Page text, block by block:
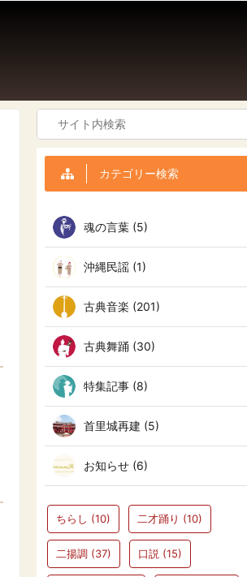
カテゴリー検索
魂の言葉 (5)
沖縄民謡 (1)
古典音楽 (201)
古典舞踊 (30)
特集記事 (8)
首里城再建 (5)
お知らせ (6)
ちらし (10) 二才踊り (10)
二揚調 (37) 口説 (15)